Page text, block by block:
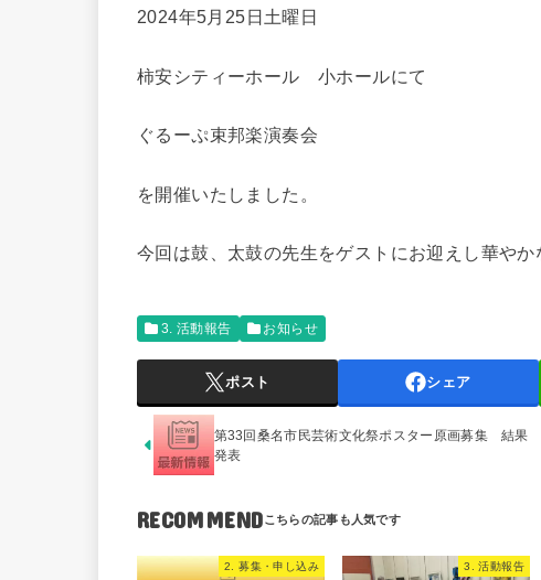
2024年5月25日土曜日
柿安シティーホール 小ホールにて
ぐるーぷ束邦楽演奏会
を開催いたしました。
今回は鼓、太鼓の先生をゲストにお迎えし華やか
3. 活動報告 お知らせ
ポスト シェア
第33回桑名市民芸術文化祭ポスター原画募集 結果
発表
RECOMMEND
2. 募集・申し込み 3. 活動報告